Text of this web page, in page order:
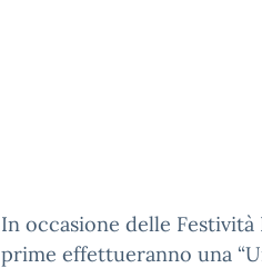
In occasione delle
prime effettueranno una